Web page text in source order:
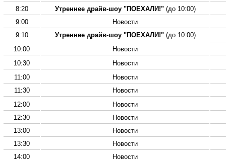
8:20
Утреннее драйв-шоу "ПОЕХАЛИ!"(до 10:00)
9:00
Новости
9:10
Утреннее драйв-шоу "ПОЕХАЛИ!"(до 10:00)
10:00
Новости
10:30
Новости
11:00
Новости
11:30
Новости
12:00
Новости
12:30
Новости
13:00
Новости
13:30
Новости
14:00
Новости